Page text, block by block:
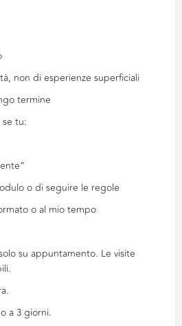
non di esperienze superficiali
termine
tu:
o di seguire le regole
o al mio tempo
su appuntamento. Le visite
a 3 giorni.